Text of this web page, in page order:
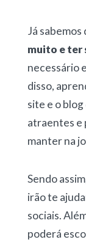
Já sabemos
muito e ter
necessário
disso,
site e o
atraentes e
manter na
Sendo
irão te
sociais.
poderá